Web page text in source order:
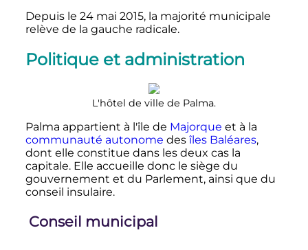
Depuis le 24 mai 2015, la majorité municipale
relève de la gauche radicale.
Politique et administration
L'hôtel de ville de Palma.
Palma appartient à l'île de Majorque et à la
communauté autonome des îles Baléares,
dont elle constitue dans les deux cas la
capitale. Elle accueille donc le siège du
gouvernement et du Parlement, ainsi que du
conseil insulaire.
Conseil municipal